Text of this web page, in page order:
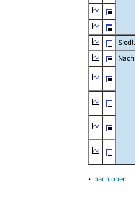
▴ nach oben